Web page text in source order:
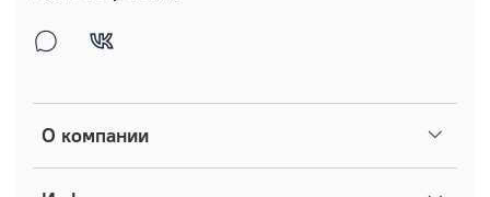
О компании